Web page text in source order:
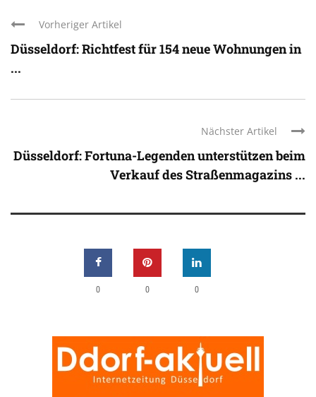
Vorheriger Artikel
Düsseldorf: Richtfest für 154 neue Wohnungen in
...
Nächster Artikel
Düsseldorf: Fortuna-Legenden unterstützen beim
Verkauf des Straßenmagazins ...
0 0 0